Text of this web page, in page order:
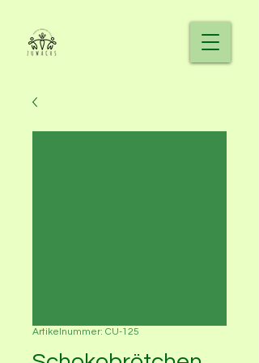
Artikelnummer: CU-125